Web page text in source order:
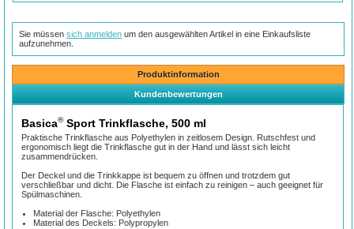
Sie müssensich anmelden um den ausgewählten Artikel in eine Einkaufsliste
aufzunehmen.
Produktinformation
Kundenbewertungen
Basica®Sport Trinkflasche, 500 ml
Praktische Trinkflasche aus Polyethylen in zeitlosem Design. Rutschfest und
ergonomisch liegt die Trinkflasche gut in der Hand und lässt sich leicht
zusammendrücken.
Der Deckel und die Trinkkappe ist bequem zu öffnen und trotzdem gut
verschließbar und dicht. Die Flasche ist einfach zu reinigen – auch geeignet für
Spülmaschinen.
Material der Flasche: Polyethylen
Material des Deckels: Polypropylen